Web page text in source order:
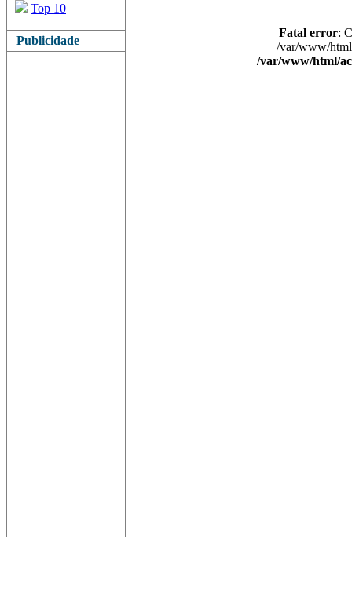
Top 10
Publicidade
Fatal error:
/var/www/
/var/www/html/